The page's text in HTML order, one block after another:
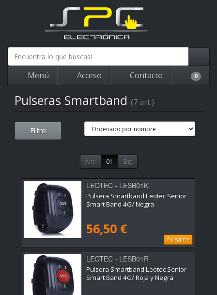
Menú Acceso Contacto 0
Pulseras Smartband (7 art.)
Filtro
Ant. 01 Sig.
LEOTEC - LESB01K
Pulsera Smartband Leotec Senior
Smart Band 4G/ Negra
56,50 €
Avísame
LEOTEC - LESB01R
Pulsera Smartband Leotec Senior
Smart Band 4G/ Roja y Negra